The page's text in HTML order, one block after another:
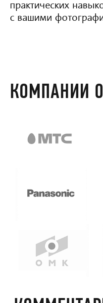
практических
с вашими
КОМПАНИИ